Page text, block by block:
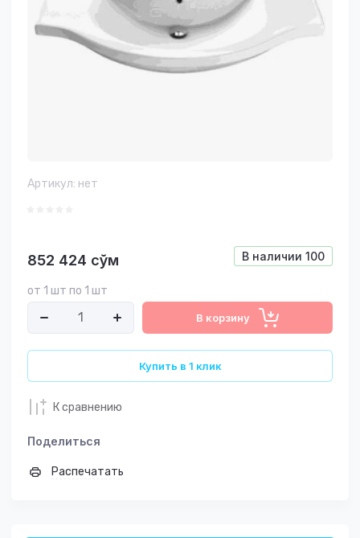
Артикул: нет
В наличии 100
852 424 сўм
от 1 шт по 1 шт
В корзину
Купить в 1 клик
К сравнению
Поделиться
Распечатать